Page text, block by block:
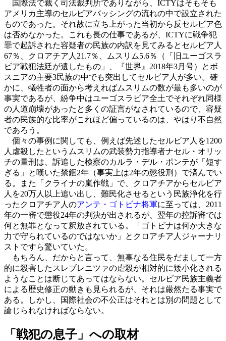
国際法で裁く司法裁判所でありながら、ICTYはそもそも
アメリカ主導のセルビアバッシングの流れの中で設立された
ものであった。それ故に立ち上がった当初から反セルビア色
は否めなかった。これも長の仕事であるが、ICTYに戦争犯
罪で起訴された容疑者の民族の内訳を見てみるとセルビア人
67％、クロアチア人21.7％、ムスリム5.6％（「旧ユーゴスラ
ビア戦犯法廷が遺したもの」、『世界』2018年3月号）とボ
スニアの主要3民族の中でも突出してセルビア人が多い。確
かに、犠牲者の面から考えればムスリムの数が最も多いのが
事実であるが、紛争中はユーゴスラビア全土でそれぞれ同様
の人道崩壊があったと多くの証言がなされているので、容疑
者の民族的な比率がこれほど偏っているのは、やはり不自然
であろう。
個々の事例に関しても、例えば先述したセルビア人を1200
人虐殺したというムスリムの武装勢力指導者ナセル・オリッ
チの量刑は、訴追した検察のカルラ・デル・ポンテが「短す
ぎる」と嘆いた禁錮2年（事実上は2年の懲役刑）で済んでい
る。また
「クライナの嵐作戦」 で、クロアチアからセルビア
人を20万人以上追い出し、難民化させるという民族浄化を行
ったクロアチア人のアンテ・ゴトビナ将軍に至っては、2011
年の一審で懲役24年の判決が出されるが、翌年の控訴審では
何と無罪となって釈放されている。「ゴトビナは何か大きな
力で守られているのではないか」とクロアチア人ジャーナリ
ストですら驚いていた。
もちろん、だからと言って、無辜なる住民をだまして一方
的に殺害したスレブレニツァの虐殺が相対的に矮小化される
ようなことは断じてあってはならない。セルビア民族主義者
による歴史修正の動きも見られるが、それは厳然たる事実で
ある。しかし、国際社会の不公正はそれとは別の問題として
論じられなければならない。
「戦犯の息子」への取材